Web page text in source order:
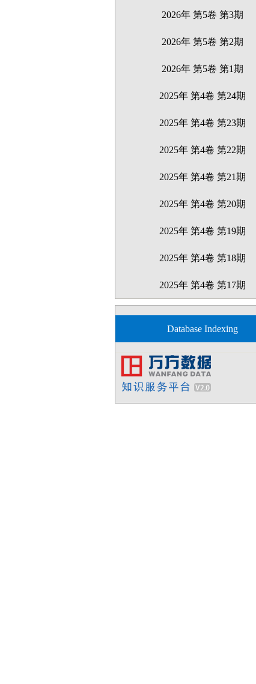
2026年 第5卷 第3期
2026年 第5卷 第2期
2026年 第5卷 第1期
2025年 第4卷 第24期
2025年 第4卷 第23期
2025年 第4卷 第22期
2025年 第4卷 第21期
2025年 第4卷 第20期
2025年 第4卷 第19期
2025年 第4卷 第18期
2025年 第4卷 第17期
2025年 第4卷 第14期
2025年 第4卷 第13期
Database Indexing